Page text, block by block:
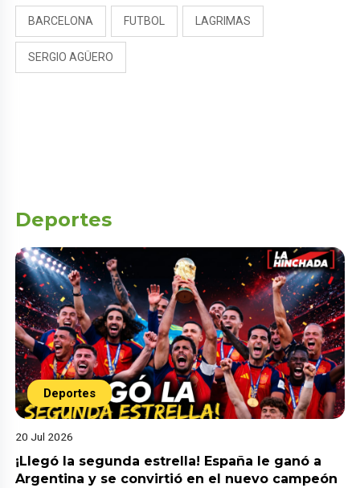
BARCELONA FUTBOL LAGRIMAS
SERGIO AGÜERO
Deportes
Deportes
20 Jul 2026
¡Llegó la segunda estrella! España le ganó a
Argentina y se convirtió en el nuevo campeón